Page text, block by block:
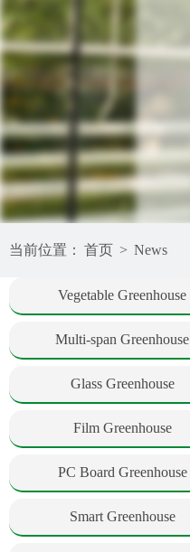
当前位置： 首页 > News
Vegetable Greenhouse
Multi-span Greenhouse
Glass Greenhouse
Film Greenhouse
PC Board Greenhouse
Smart Greenhouse